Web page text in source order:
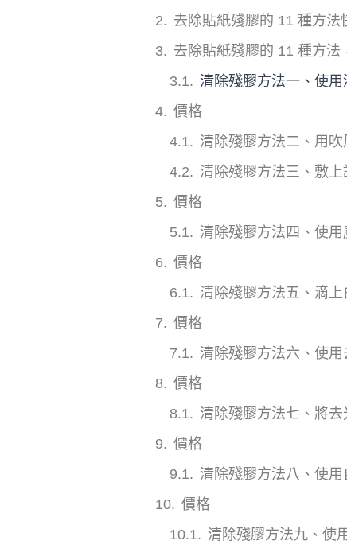
去除貼紙殘膠的 11 種方法
去除貼紙殘膠的 11 種方法
清除殘膠方法一、使
價格
清除殘膠方法二、用
清除殘膠方法三、敷
價格
清除殘膠方法四、使
價格
清除殘膠方法五、滴
價格
清除殘膠方法六、使用
價格
清除殘膠方法七、將
價格
清除殘膠方法八、使用
價格
清除殘膠方法九、使